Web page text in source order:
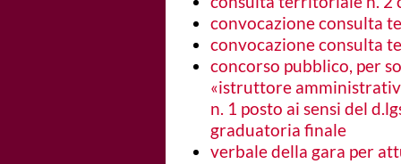
convocazione consulta
convocazione consulta
concorso pubblico, per
«istruttore
n. 1 posto ai sensi del
graduatoria finale
verbale della gara per